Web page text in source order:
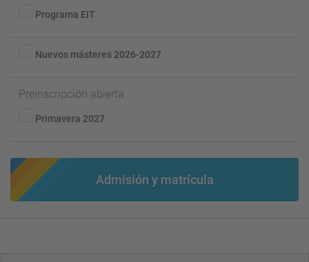
Programa EIT
Nuevos másteres 2026-2027
Preinscripción abierta
Primavera 2027
Admisión y matrícula